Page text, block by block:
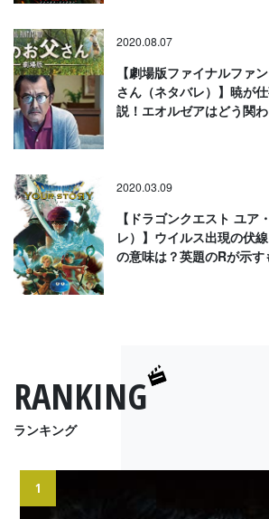
2020.08.07
【劇場版ファイナルファ
さん（ネタバレ）】暁が
説！エオルゼアはどう関
2020.03.09
【ドラゴンクエスト ユア
レ）】ウイルス出現の伏
の意味は？英題のRが示す
RANKING
ランキング
1